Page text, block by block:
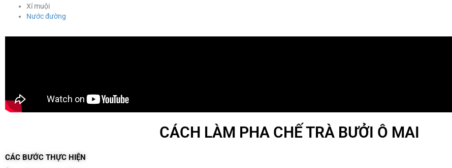
Xí muội
Nước đường
CÁCH LÀM PHA CHẾ TRÀ BƯỞI Ô MAI
CÁC BƯỚC THỰC HIỆN